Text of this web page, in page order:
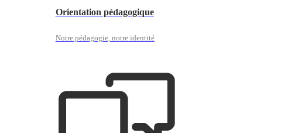
Orientation pédagogique
Notre pédagogie, notre identité